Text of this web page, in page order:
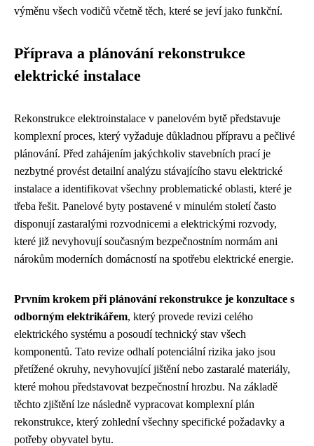
výměnu všech vodičů včetně těch, které se jeví jako funkční.
Příprava a plánování rekonstrukce
elektrické instalace
Rekonstrukce elektroinstalace v panelovém bytě představuje
komplexní proces, který vyžaduje důkladnou přípravu a pečlivé
plánování. Před zahájením jakýchkoliv stavebních prací je
nezbytné provést detailní analýzu stávajícího stavu elektrické
instalace a identifikovat všechny problematické oblasti, které je
třeba řešit. Panelové byty postavené v minulém století často
disponují zastaralými rozvodnicemi a elektrickými rozvody,
které již nevyhovují současným bezpečnostním normám ani
nárokům moderních domácností na spotřebu elektrické energie.
Prvním krokem při plánování rekonstrukce je konzultace s
odborným elektrikářem, který provede revizi celého
elektrického systému a posoudí technický stav všech
komponentů. Tato revize odhalí potenciální rizika jako jsou
přetížené okruhy, nevyhovující jištění nebo zastaralé materiály,
které mohou představovat bezpečnostní hrozbu. Na základě
těchto zjištění lze následně vypracovat komplexní plán
rekonstrukce, který zohlední všechny specifické požadavky a
potřeby obyvatel bytu.